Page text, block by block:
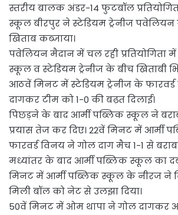
स्तरीय बालक अंडर-14 फुटबॉल
स्कूल बीरपुर ने स्टेडियम ट्रेनीज पवेलियन
खिताब कब्जाया।
पवेलियन मैदान में चल रही प्रतियोगिता
स्कूल व स्टेडियम ट्रेनीज के बीच खिताबी
आठवें मिनट में स्टेडियम ट्रेनीज के
दागकर टीम को 1-0 की बढ़त दिलाई।
पिछड़ने के बाद आर्मी पब्लिक स्कूल ने
प्रयास तेज कर दिए। 22वें मिनट में आर्मी
फारवर्ड विनय ने गोल दाग मैच 1-1 से
मध्यांतर के बाद आर्मी पब्लिक स्कूल का
मिनट में आर्मी पब्लिक स्कूल के नीरज ने
मिली बॉल को नेट से उलझा दिया।
50वें मिनट में ओम थापा ने गोल दागकर